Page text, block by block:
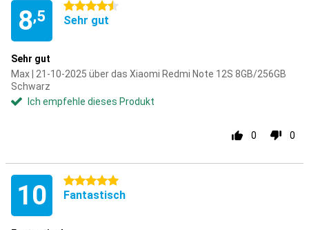
8,5
4.5 Sterne
Sehr gut
Sehr gut
Max | 21-10-2025 über das Xiaomi Redmi Note 12S 8GB/256GB
Schwarz
Ich empfehle dieses Produkt
0 0
10 5 Sterne
Fantastisch